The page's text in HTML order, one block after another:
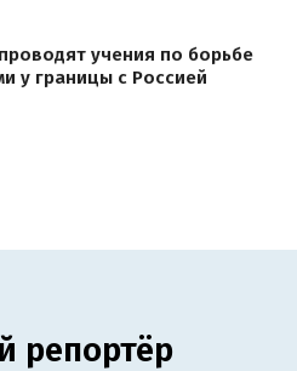
учения по борьбе
у границы с Россией
репортёр